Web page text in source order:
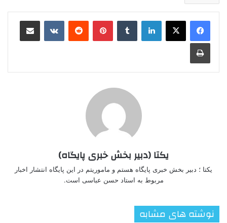
لینکدین ‫تامبلر ‫پین‌ترست‫رددیت ‫VKontakteاشتراک گذاری از طریق ایمیل
چاپ
یکتا (دبیر بخش خبری پایگاه)
یکتا ؛ دبیر بخش خبری پایگاه هستم و ماموریتم در این پایگاه انتشار اخبار
مربوط به استاد حسن عباسی است.
نوشته های مشابه